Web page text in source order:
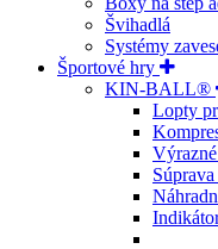
Švihadlá
Systémy
Športové hry
KIN-BALL®
Lopty